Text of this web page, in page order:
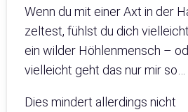
Wenn du mit einer Axt in der
zeltest, fühlst du dich
ein wilder Höhlenmensch –
vielleicht geht das nur mir so…
Dies mindert allerdings nicht